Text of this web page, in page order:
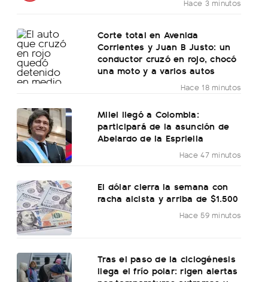
Hace 3 minutos
Corte total en Avenida
Corrientes y Juan B Justo: un
conductor cruzó en rojo, chocó
una moto y a varios autos
Hace 18 minutos
Milei llegó a Colombia:
participará de la asunción de
Abelardo de la Espriella
Hace 47 minutos
El dólar cierra la semana con
racha alcista y arriba de $1.500
Hace 59 minutos
Tras el paso de la ciclogénesis
llega el frío polar: rigen alertas